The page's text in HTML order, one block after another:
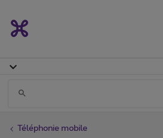
Téléphonie mobile